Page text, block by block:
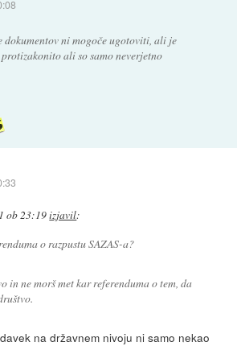
dokumentov ni mogoče ugotoviti, ali je
ali so samo neverjetno
ob 23:19izjavil:
o razpustu SAZAS-a?
in ne morš met kar referenduma o tem, da
na državnem nivoju ni samo nekao